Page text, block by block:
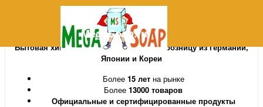
MegaSoap.ru
Бытовая химия и косметика оптом и в розницу из Германии,
Японии и Кореи
Более 15 летна рынке
Более 13000 товаров
Официальные и сертифицированные продукты